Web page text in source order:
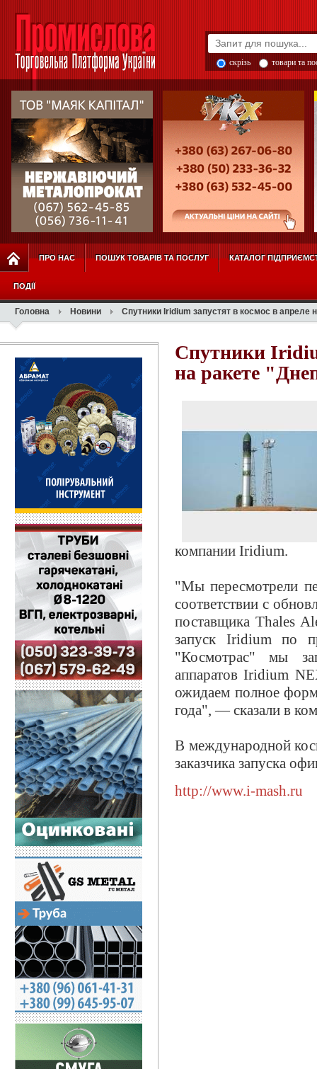
скрізь товари та
ПРО НАС ПОШУК ТОВАРІВ ТА ПОСЛУГ КАТАЛОГ
ПОДІЇ
Головна Новини Спутники Iridium запустят в космос в апреле
Спутники
на ракете
компании Iridium.
"Мы пересмотрели
соответствии с
поставщика Thales
запуск Iridium по
"Космотрас" мы
аппаратов Iridium
ожидаем полное
года", — сказали в
В международной
заказчика запуска
http://www.i-mash.ru